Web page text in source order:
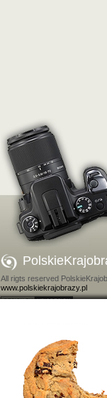
All rigts reserved
www.polskiekrajobrazy.pl